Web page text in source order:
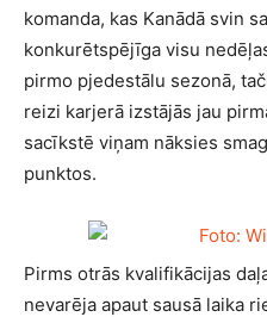
komanda, kas Kanādā svin
konkurētspējīga visu
pirmo pjedestālu sezonā,
reizi karjerā izstājās jau
sacīkstē viņam nāksies
punktos.
Pirms otrās kvalifikācijas
nevarēja apaut sausā laika